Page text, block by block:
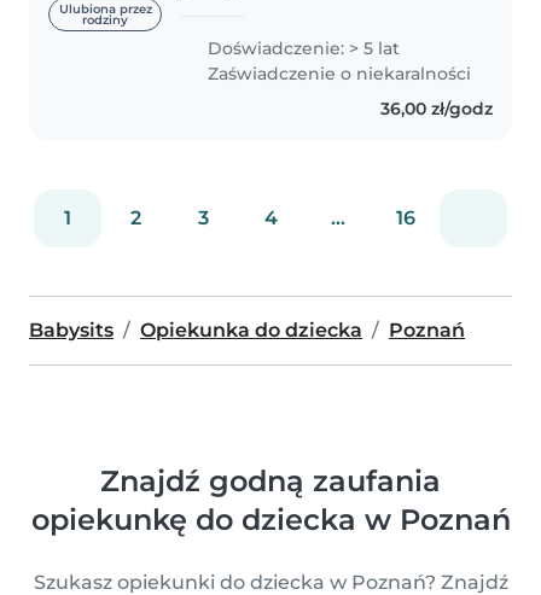
Ulubiona przez
rodziny
specializing in babies, toddlers,
and preschoolers. I'm
comfortable with pets, cooking,
Doświadczenie: > 5 lat
Zaświadczenie o niekaralności
36,00 zł/godz
1 2 3 4 ... 16
Babysits Opiekunka do dziecka Poznań
Znajdź godną zaufania
opiekunkę do dziecka w Poznań
Szukasz opiekunki do dziecka w Poznań? Znajdź